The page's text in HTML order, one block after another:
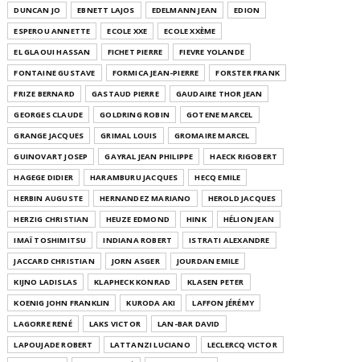
DUNCAN JO
EBNETT LAJOS EDELMANN JEAN
EDION
ESPEROU ANNETTE
ECOLE XXE
ECOLE XXÈME
EL GLAOUI HASSAN
FICHET PIERRE
FIEVRE YOLANDE
FONTAINE GUSTAVE
FORMICA JEAN-PIERRE
FORSTER FRANK
FRIZE BERNARD
GASTAUD PIERRE
GAUDAIRE THOR JEAN
GEORGES CLAUDE
GOLDRING ROBIN
GOTENE MARCEL
GRANGE JACQUES
GRIMAL LOUIS
GROMAIRE MARCEL
GUINOVART JOSEP
GAYRAL JEAN PHILIPPE
HAECK RIGOBERT
HAGEGE DIDIER
HARAMBURU JACQUES
HECQ EMILE
HERBIN AUGUSTE
HERNANDEZ MARIANO
HEROLD JACQUES
HERZIG CHRISTIAN
HEUZE EDMOND HINK
HÉLION JEAN
IMAÏ TOSHIMITSU
INDIANA ROBERT
ISTRATI ALEXANDRE
JACCARD CHRISTIAN
JORN ASGER
JOURDAN EMILE
KIJNO LADISLAS
KLAPHECK KONRAD
KLASEN PETER
KOENIG JOHN FRANKLIN
KURODA AKI
LAFFON JÉRÉMY
LAGORRE RENÉ
LAKS VICTOR
LAN-BAR DAVID
LAPOUJADE ROBERT
LATTANZI LUCIANO
LECLERCQ VICTOR